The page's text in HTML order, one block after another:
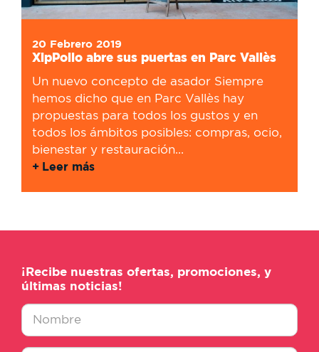
20 Febrero 2019
XipPollo abre sus puertas en Parc Vallès
Un nuevo concepto de asador Siempre
hemos dicho que en Parc Vallès hay
propuestas para todos los gustos y en
todos los ámbitos posibles: compras, ocio,
bienestar y restauración...
Leer más
¡Recibe nuestras ofertas, promociones, y
últimas noticias!
Nombre